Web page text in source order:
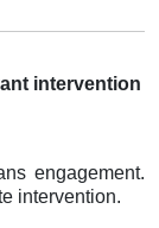
intervention
engagement.
intervention.